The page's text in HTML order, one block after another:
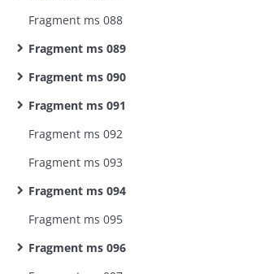
Fragment ms 088
Fragment ms 089
Fragment ms 090
Fragment ms 091
Fragment ms 092
Fragment ms 093
Fragment ms 094
Fragment ms 095
Fragment ms 096